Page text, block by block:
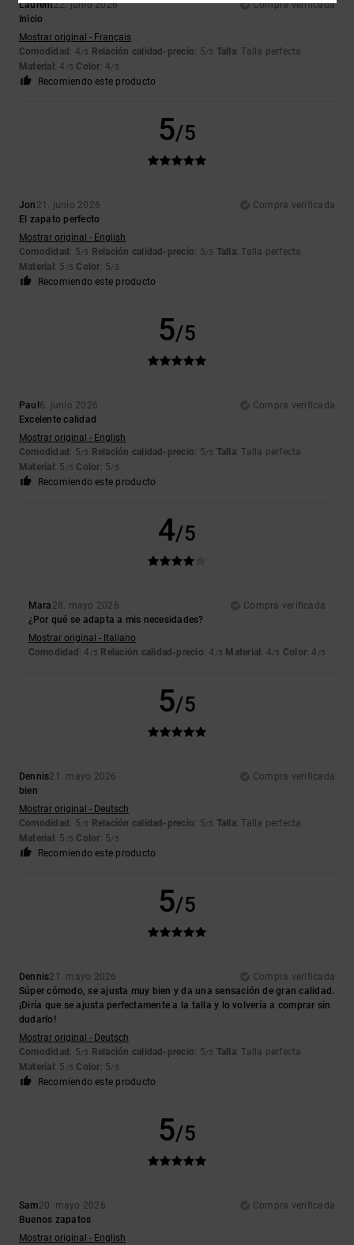
Laurent22. junio 2026
Compra verificada
Inicio
Mostrar original - Français
Comodidad: 4/5 Relación calidad-precio: 5/5 Talla: Talla perfecta
Material: 4 /5 Color: 4/5
Recomiendo este producto
5/5
Jon 21. junio 2026
Compra verificada
El zapato perfecto
Mostrar original - English
Comodidad: 5/5 Relación calidad-precio: 5/5 Talla: Talla perfecta
Material: 5 /5 Color: 5/5
Recomiendo este producto
5/5
Paul6. junio 2026
Compra verificada
Excelente calidad
Mostrar original - English
Comodidad: 5/5 Relación calidad-precio: 5/5 Talla: Talla perfecta
Material: 5 /5 Color: 5/5
Recomiendo este producto
4/5
Mara 28. mayo 2026
Compra verificada
¿Por qué se adapta a mis necesidades?
Mostrar original - Italiano
Comodidad: 4 /5 Relación calidad-precio: 4 /5 Material: 4/5 Color: 4 /5
5/5
Dennis21. mayo 2026
Compra verificada
bien
Mostrar original - Deutsch
Comodidad: 5/5 Relación calidad-precio: 5/5 Talla: Talla perfecta
Material: 5 /5 Color: 5/5
Recomiendo este producto
5/5
Dennis21. mayo 2026
Compra verificada
Súper cómodo, se ajusta muy bien y da una sensación de gran calidad.
¡Diría que se ajusta perfectamente a la talla y lo volvería a comprar sin
dudarlo!
Mostrar original - Deutsch
Comodidad: 5/5 Relación calidad-precio: 5/5 Talla: Talla perfecta
Material: 5 /5 Color: 5/5
Recomiendo este producto
5/5
Sam20. mayo 2026
Compra verificada
Buenos zapatos
Mostrar original - English